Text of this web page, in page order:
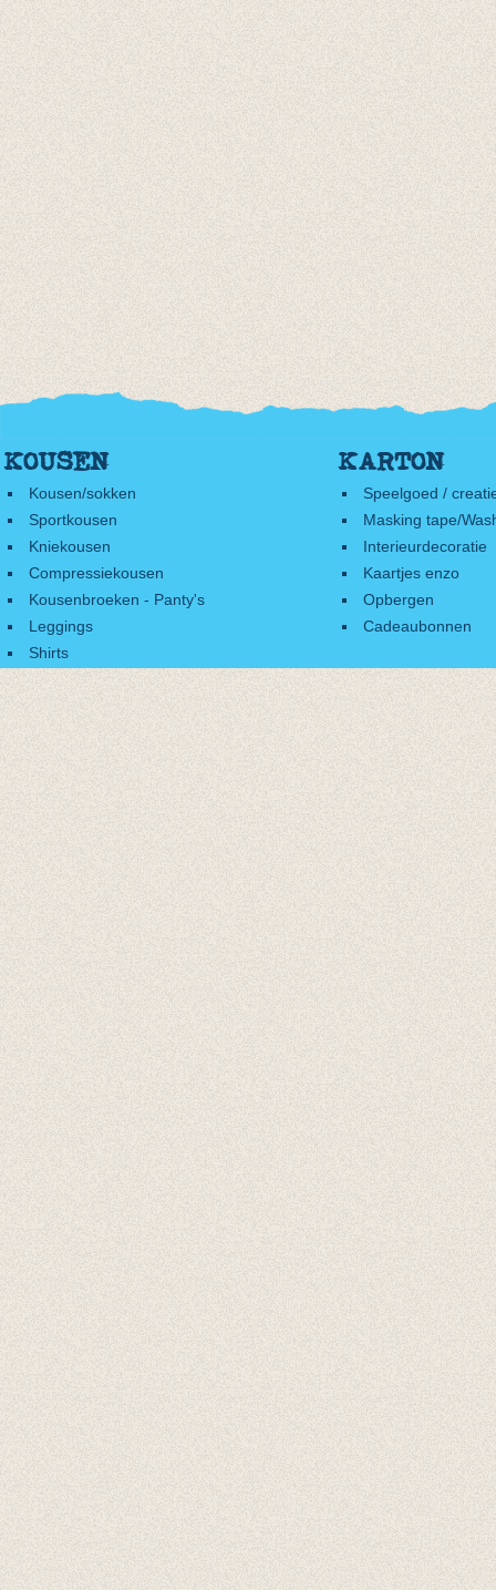
KOUSEN
Kousen/sokken
Sportkousen
Kniekousen
Compressiekousen
Kousenbroeken - Panty's
Leggings
Shirts
KARTON
Speelgoed /
Masking tape/
Interieurdecoratie
Kaartjes enzo
Opbergen
Cadeaubonnen